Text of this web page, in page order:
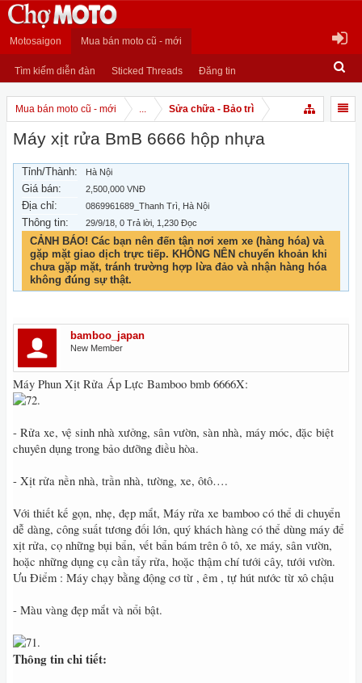
Motosaigon Mua bán moto cũ - mới
Tìm kiếm diễn đàn Sticked Threads Đăng tin
Mua bán moto cũ - mới ... Sửa chữa - Bảo trì
Máy xịt rửa BmB 6666 hộp nhựa
Tỉnh/Thành: Hà Nội
Giá bán: 2,500,000 VNĐ
Địa chỉ: 0869961689_Thanh Trì, Hà Nội
Thông tin: 29/9/18 , 0 Trả lời, 1,230 Đọc
CẢNH BÁO! Các bạn nên đến tận nơi xem xe (hàng hóa) và
gặp mặt giao dịch trực tiếp. KHÔNG NÊN chuyển khoản khi
chưa gặp mặt, tránh trường hợp lừa đảo và nhận hàng hóa
không đúng sự thật.
bamboo_japan
New Member
Máy Phun Xịt Rửa Áp Lực Bamboo bmb 6666X:
- Rửa xe, vệ sinh nhà xưởng, sân vườn, sàn nhà, máy móc, đặc biệt
chuyên dụng trong bảo dưỡng điều hòa.
- Xịt rửa nền nhà, trần nhà, tường, xe, ôtô….
Với thiết kế gọn, nhẹ, đẹp mắt, Máy rửa xe bamboo có thể di chuyển
dễ dàng, công suất tương đối lớn, quý khách hàng có thể dùng máy để
xịt rửa, cọ những bụi bẩn, vết bẩn bám trên ô tô, xe máy, sân vườn,
hoặc những dụng cụ cần tẩy rửa, hoặc thậm chí tưới cây, tưới vườn.
Ưu Điểm : Máy chạy bằng động cơ từ , êm , tự hút nước từ xô chậu
- Màu vàng đẹp mắt và nổi bật.
Thông tin chi tiết: